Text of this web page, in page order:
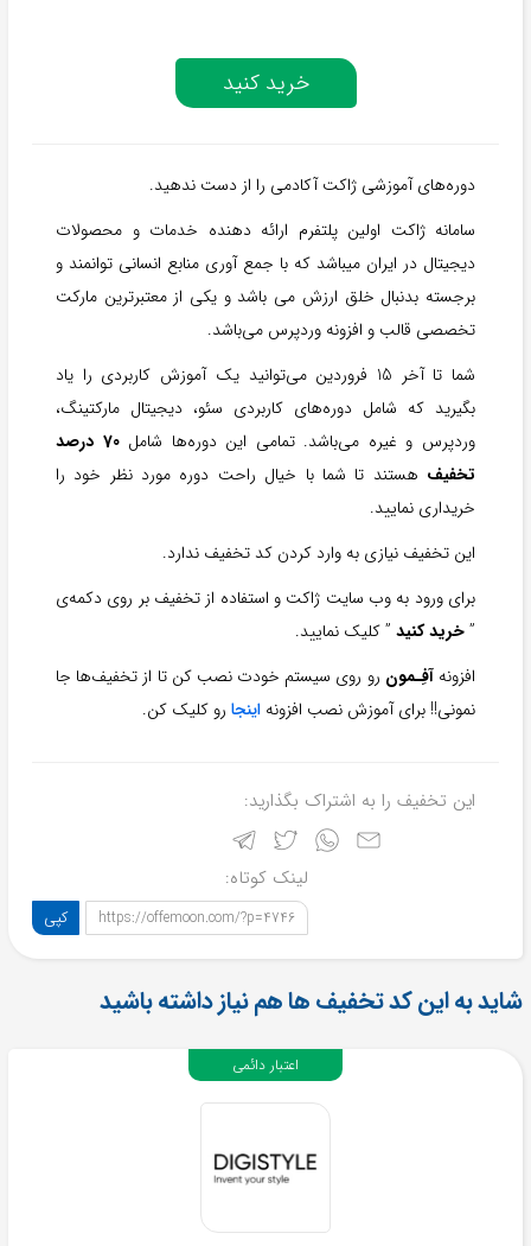
خرید کنید
دوره‌های آموزشی ژاکت آکادمی را از دست ندهید.
سامانه ژاکت اولین پلتفرم ارائه دهنده خدمات و محصولات
دیجیتال در ایران میباشد که با جمع آوری منابع انسانی توانمند و
برجسته بدنبال خلق ارزش می باشد و یکی از معتبرترین مارکت
تخصصی قالب و افزونه وردپرس می‌باشد.
شما تا آخر 15 فروردین می‌توانید یک آموزش کاربردی را یاد
بگیرید که شامل دوره‌های کاربردی سئو، دیجیتال مارکتینگ،
وردپرس و غیره می‌باشد. تمامی این دوره‌ها شامل
70 درصد
تخفیف هستند تا شما با خیال راحت دوره مورد نظر خود را
خریداری نمایید.
این تخفیف نیازی به وارد کردن کد تخفیف ندارد.
برای ورود به وب سایت ژاکت و استفاده از تخفیف بر روی دکمه‌ی
”خرید کنید ” کلیک نمایید.
افزونهآفِـمون رو روی سیستم خودت نصب کن تا از تخفیف‌ها جا
نمونی!! برای آموزش نصب افزونه اینجا رو کلیک کن.
این تخفیف را به اشتراک بگذارید:
لینک کوتاه:
https://offemoon.com/?p=4746 کپی
شاید به این کد تخفیف ها هم نیاز داشته باشید
اعتبار دائمی